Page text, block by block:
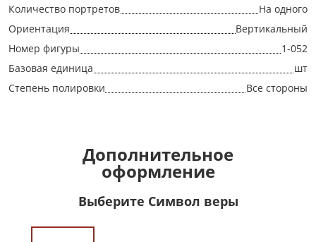
Количество портретов
На одного
Ориентация
Вертикальный
Номер фигуры
1-052
Базовая единица
шт
Степень полировки
Все стороны
Дополнительное
оформление
Выберите Символ веры